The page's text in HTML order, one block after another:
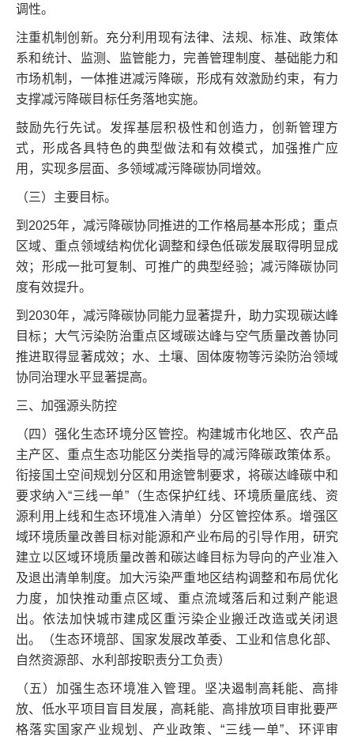
调性。
注重机制创新。充分利用现有法律、法规、标准、政策体
系和统计、监测、监管能力，完善管理制度、基础能力和
市场机制，一体推进减污降碳，形成有效激励约束，有力
支撑减污降碳目标任务落地实施。
鼓励先行先试。发挥基层积极性和创造力，创新管理方
式，形成各具特色的典型做法和有效模式，加强推广应
用，实现多层面、多领域减污降碳协同增效。
（三）主要目标。
到2025年，减污降碳协同推进的工作格局基本形成；重点
区域、重点领域结构优化调整和绿色低碳发展取得明显成
效；形成一批可复制、可推广的典型经验；减污降碳协同
度有效提升。
到2030年，减污降碳协同能力显著提升，助力实现碳达峰
目标；大气污染防治重点区域碳达峰与空气质量改善协同
推进取得显著成效；水、土壤、固体废物等污染防治领域
协同治理水平显著提高。
三、加强源头防控
（四）强化生态环境分区管控。构建城市化地区、农产品
主产区、重点生态功能区分类指导的减污降碳政策体系。
衔接国土空间规划分区和用途管制要求，将碳达峰碳中和
要求纳入“三线一单”（生态保护红线、环境质量底线、资
源利用上线和生态环境准入清单）分区管控体系。增强区
域环境质量改善目标对能源和产业布局的引导作用，研究
建立以区域环境质量改善和碳达峰目标为导向的产业准入
及退出清单制度。加大污染严重地区结构调整和布局优化
力度，加快推动重点区域、重点流域落后和过剩产能退
出。依法加快城市建成区重污染企业搬迁改造或关闭退
出。（生态环境部、国家发展改革委、工业和信息化部、
自然资源部、水利部按职责分工负责）
（五）加强生态环境准入管理。坚决遏制高耗能、高排
放、低水平项目盲目发展，高耗能、高排放项目审批要严
格落实国家产业规划、产业政策、“三线一单”、环评审